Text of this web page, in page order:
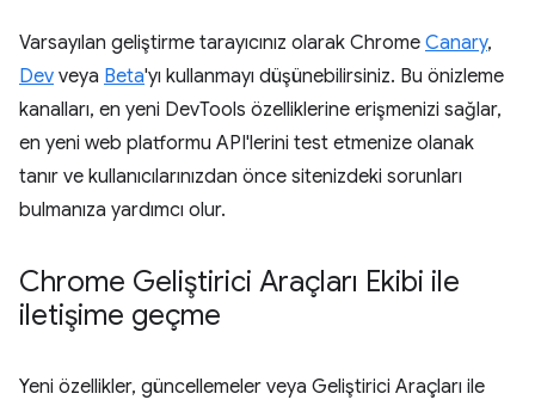
Varsayılan geliştirme tarayıcınız olarak Chrome Canary,
Dev veya Beta'yı kullanmayı düşünebilirsiniz. Bu önizleme
kanalları, en yeni DevTools özelliklerine erişmenizi sağlar,
en yeni web platformu API'lerini test etmenize olanak
tanır ve kullanıcılarınızdan önce sitenizdeki sorunları
bulmanıza yardımcı olur.
Chrome Geliştirici Araçları Ekibi ile
iletişime geçme
Yeni özellikler, güncellemeler veya Geliştirici Araçları ile